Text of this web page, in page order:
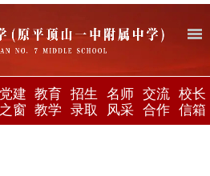
党建
之窗
教育
教学
招生
录取
名师
风采
交流
合作
校长
信箱